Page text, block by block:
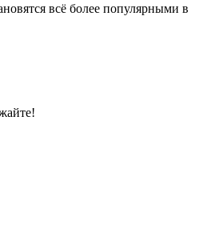
всё более популярными в